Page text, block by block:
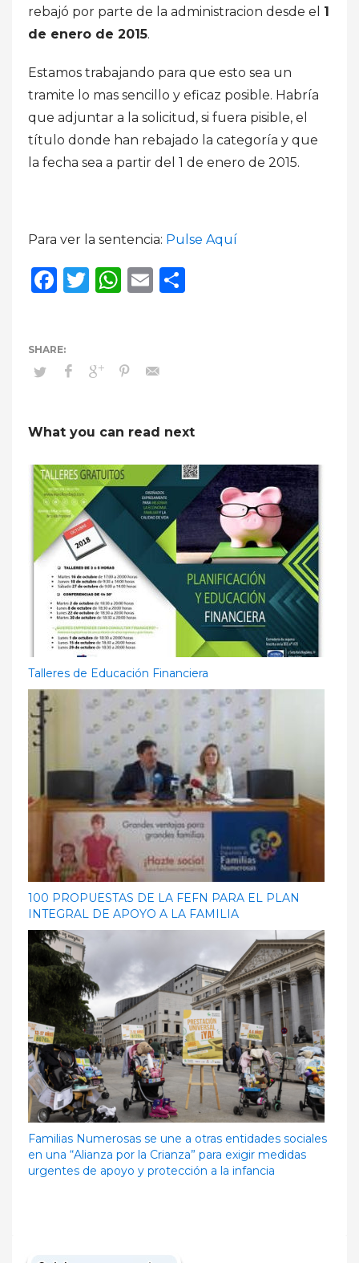
rebajó por parte de la administracion desde el 1
de enero de 2015.
Estamos trabajando para que esto sea un
tramite lo mas sencillo y eficaz posible. Habría
que adjuntar a la solicitud, si fuera pisible, el
título donde han rebajado la categoría y que
la fecha sea a partir del 1 de enero de 2015.
Para ver la sentencia: Pulse Aquí
Facebook
Twitter
WhatsApp
Email
What you can read next
Talleres de Educación Financiera
100 PROPUESTAS DE LA FEFN PARA EL PLAN
INTEGRAL DE APOYO A LA FAMILIA
Familias Numerosas se une a otras entidades sociales
en una “Alianza por la Crianza” para exigir medidas
urgentes de apoyo y protección a la infancia